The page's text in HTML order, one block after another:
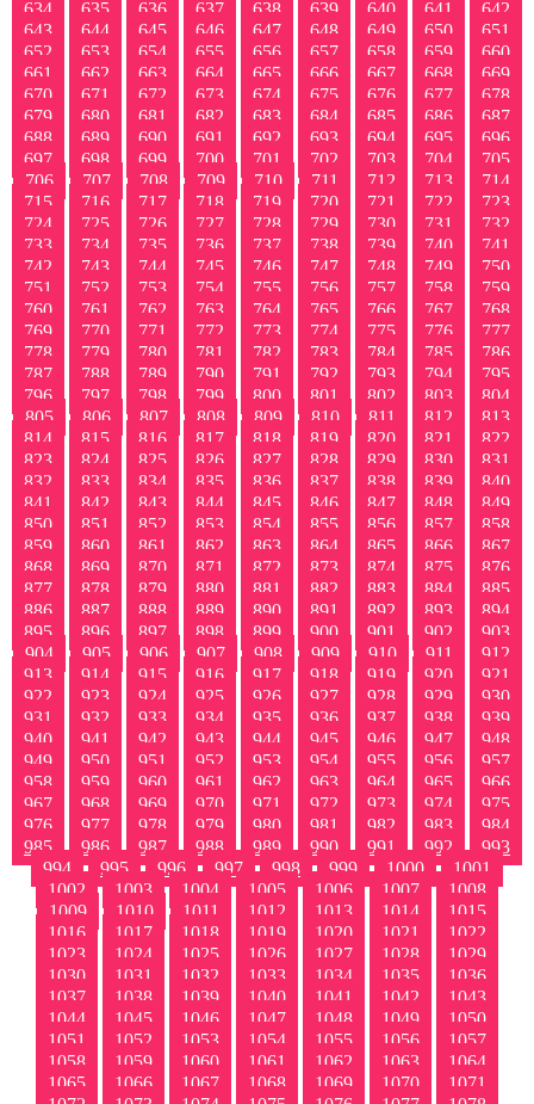
634
635 636 637 638 639 640 641
642
643
644 645 646 647 648 649 650
651
652
653 654 655 656 657 658 659
660
661
662 663 664 665 666 667 668
669
670
671 672 673 674 675 676 677
678
679
680 681 682 683 684 685 686
687
688
689 690 691 692 693 694 695
696
697
698 699 700 701 702 703 704
705
706
707 708 709 710 711 712 713
714
715
716 717 718 719 720 721 722
723
724
725 726 727 728 729 730 731
732
733
734 735 736 737 738 739 740
741
742
743 744 745 746 747 748 749
750
751
752 753 754 755 756 757 758
759
760
761 762 763 764 765 766 767
768
769
770 771 772 773 774 775 776
777
778
779 780 781 782 783 784 785
786
787
788 789 790 791 792 793 794
795
796
797 798 799 800 801 802 803
804
805
806 807 808 809 810 811 812
813
814
815 816 817 818 819 820 821
822
823
824 825 826 827 828 829 830
831
832
833 834 835 836 837 838 839
840
841
842 843 844 845 846 847 848
849
850
851 852 853 854 855 856 857
858
859
860 861 862 863 864 865 866
867
868
869 870 871 872 873 874 875
876
877
878 879 880 881 882 883 884
885
886
887 888 889 890 891 892 893
894
895
896 897 898 899 900 901 902
903
904
905 906 907 908 909 910 911
912
913
914 915 916 917 918 919 920
921
922
923 924 925 926 927 928 929
930
931
932 933 934 935 936 937 938
939
940
941 942 943 944 945 946 947
948
949
950 951 952 953 954 955 956
957
958
959 960 961 962 963 964 965
966
967
968 969 970 971 972 973 974
975
976
977 978 979 980 981 982 983
984
985
986 987 988 989 990 991 992
993
994
995 996 997 998 999 1000
1001
1002
1003 1004 1005 1006 1007
1008
1009
1010 1011 1012 1013 1014
1015
1016
1017 1018 1019 1020 1021
1022
1023
1024 1025 1026 1027 1028
1029
1030
1031 1032 1033 1034 1035
1036
1037
1038 1039 1040 1041 1042
1043
1044
1045 1046 1047 1048 1049
1050
1051
1052 1053 1054 1055 1056
1057
1058
1059 1060 1061 1062 1063
1064
1065
1066 1067 1068 1069 1070
1071